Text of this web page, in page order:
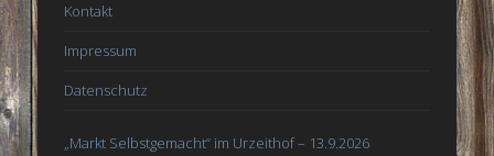
Kontakt
Impressum
Datenschutz
„Markt Selbstgemacht“ im Urzeithof – 13.9.2026